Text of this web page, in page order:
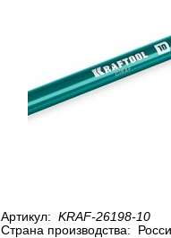
Артикул: KRAF-26198-10
Страна производства: